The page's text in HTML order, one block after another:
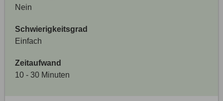
Nein
Schwierigkeitsgrad
Einfach
Zeitaufwand
10 - 30 Minuten